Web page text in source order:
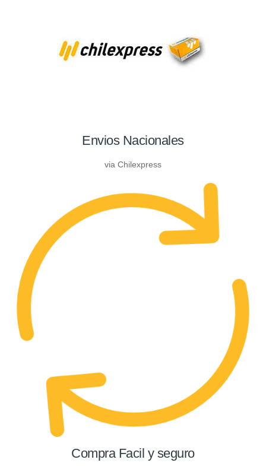
Envios Nacionales
via Chilexpress
Compra Facil y seguro